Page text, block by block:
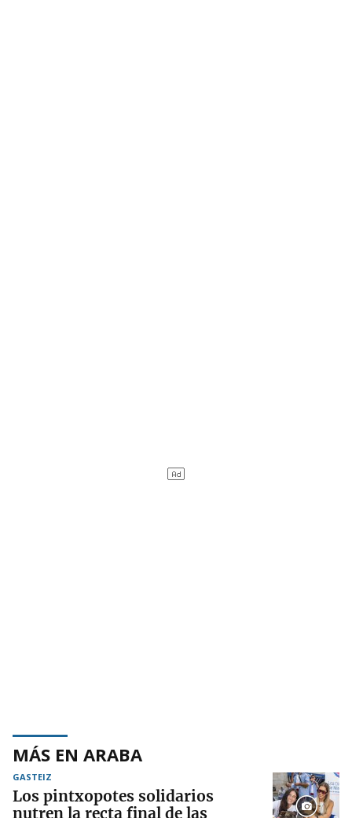
MÁS EN ARABA
GASTEIZ
Los pintxopotes solidarios
nutren la recta final de las